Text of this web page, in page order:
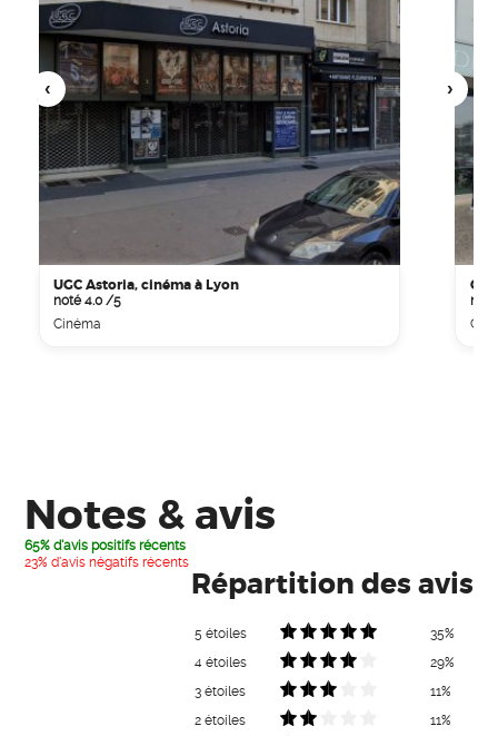
UGC Astoria, cinéma à Lyon
noté 4.0 /5
Cinéma
Notes & avis
65% d'avis positifs récents
23% d'avis négatifs récents
Répartition des avis
5 étoiles
35%
4 étoiles
29%
3 étoiles
11%
2 étoiles
11%